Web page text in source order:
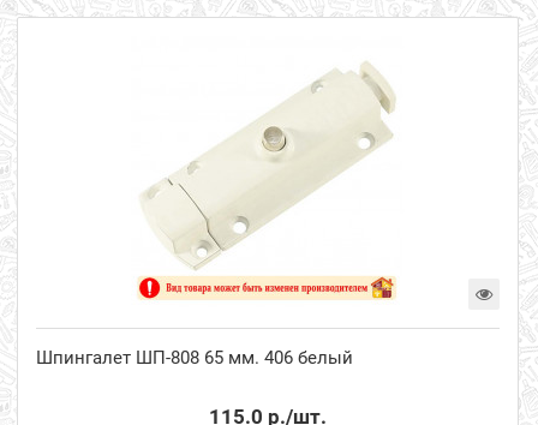
Шпингалет ШП-808 65 мм. 406 белый
115.0 р./шт.